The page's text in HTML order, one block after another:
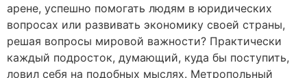
арене, успешно помогать людям в юридических
вопросах или развивать экономику своей страны,
решая вопросы мировой важности? Практически
каждый подросток, думающий, куда бы поступить,
ловил себя на подобных мыслях. Метропольный